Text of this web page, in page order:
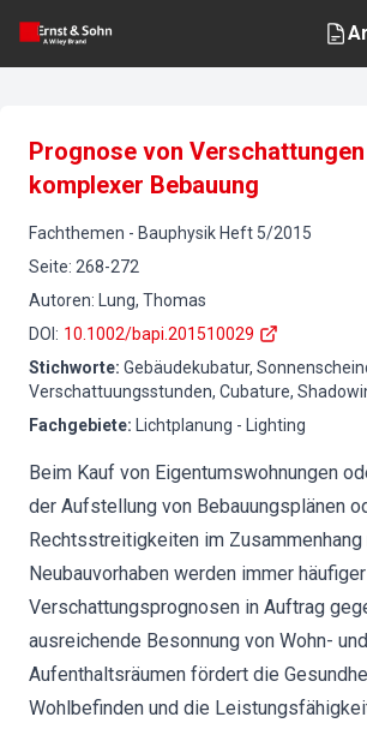
Prognose von
komplexer Bebauung
Fachthemen - Bauphysik Heft 5/2015
Seite: 268-272
Autoren:
Lung, Thomas
DOI : 10.1002/bapi.201510029
Stichworte: Gebäudekubatur,
Verschattuungsstunden, Cubature,
Fachgebiete: Lichtplanung - Lighting
Beim Kauf von Eigentumswohnungen
der Aufstellung von Bebauungsplänen
Rechtsstreitigkeiten im Zusammenhang
Neubauvorhaben werden immer häufiger
Verschattungsprognosen in Auftrag
ausreichende Besonnung von Wohn- und
Aufenthaltsräumen fördert die
Wohlbefinden und die